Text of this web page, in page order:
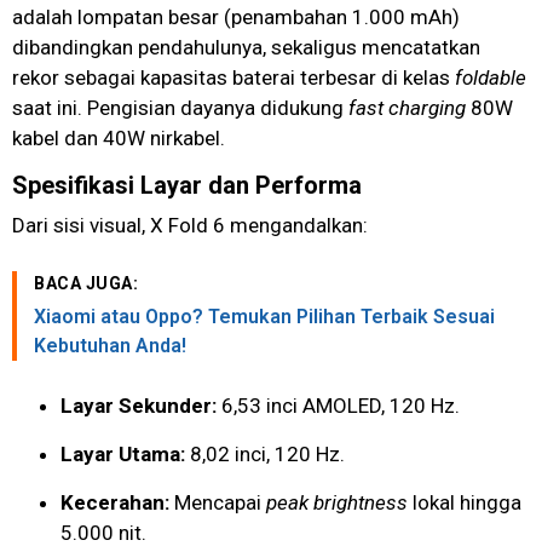
adalah lompatan besar (penambahan 1.000 mAh)
dibandingkan pendahulunya, sekaligus mencatatkan
rekor sebagai kapasitas baterai terbesar di kelas foldable
saat ini. Pengisian dayanya didukung fast charging 80W
kabel dan 40W nirkabel.
Spesifikasi Layar dan Performa
Dari sisi visual, X Fold 6 mengandalkan:
BACA JUGA:
Xiaomi atau Oppo? Temukan Pilihan Terbaik Sesuai
Kebutuhan Anda!
Layar Sekunder: 6,53 inci AMOLED, 120 Hz.
Layar Utama: 8,02 inci, 120 Hz.
Kecerahan: Mencapai peak brightness lokal hingga
5.000 nit.